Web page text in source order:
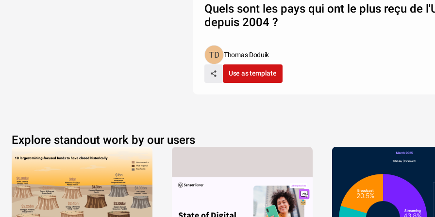
Quels sont les pays qui ont le plus reçu de
depuis 2004 ?
Thomas Doduik
Use as template
Explore standout work by our users